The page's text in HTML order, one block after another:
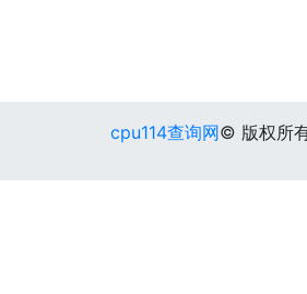
cpu114查询网© 版权所